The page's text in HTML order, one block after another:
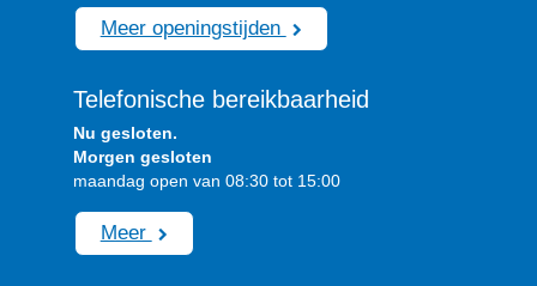
Meer openingstijden
Telefonische bereikbaarheid
Nu gesloten.
Morgen gesloten
maandag open van 08:30 tot 15:00
Meer